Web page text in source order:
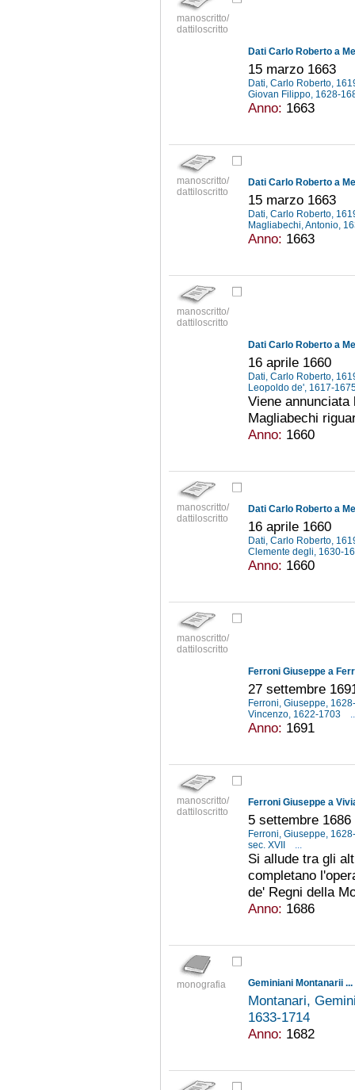
manoscritto/
dattiloscritto
Dati Carlo Roberto a
15 marzo 1663
Dati, Carlo Roberto,
Giovan Filippo, 1628-
Anno: 1663
manoscritto/
dattiloscritto
Dati Carlo Roberto a
15 marzo 1663
Dati, Carlo Roberto,
Magliabechi, Antonio,
Anno: 1663
manoscritto/
dattiloscritto
Dati Carlo Roberto a
16 aprile 1660
Dati, Carlo Roberto,
Leopoldo de', 1617-
Viene
Magliabechi
Anno: 1660
manoscritto/
dattiloscritto
Dati Carlo Roberto a
16 aprile 1660
Dati, Carlo Roberto,
Clemente degli, 1630-
Anno: 1660
manoscritto/
dattiloscritto
Ferroni Giuseppe a
27 settembre
Ferroni, Giuseppe,
Vincenzo, 1622-1703
Anno: 1691
manoscritto/
dattiloscritto
Ferroni Giuseppe a
5 settembre 1686
Ferroni, Giuseppe,
sec. XVII
Si allude tra gli
completano
de' Regni della
Anno: 1686
monografia
Montanari,
1633-1714
Anno: 1682